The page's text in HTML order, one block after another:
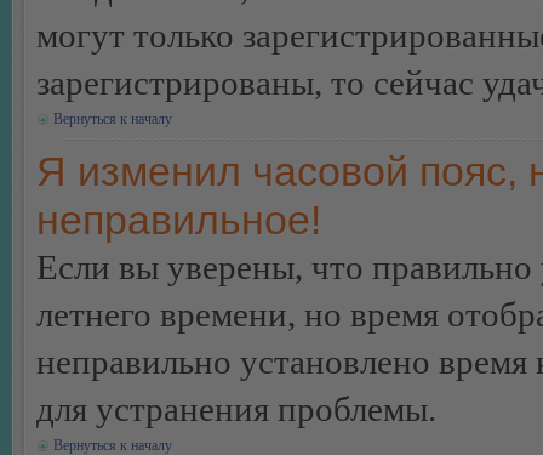
могут только
зарегистрированы, то сейчас
Вернуться к началу
Я изменил часовой пояс,
неправильное!
Если вы уверены, что правильно
летнего времени, но время
неправильно установлено
для устранения проблемы.
Вернуться к началу